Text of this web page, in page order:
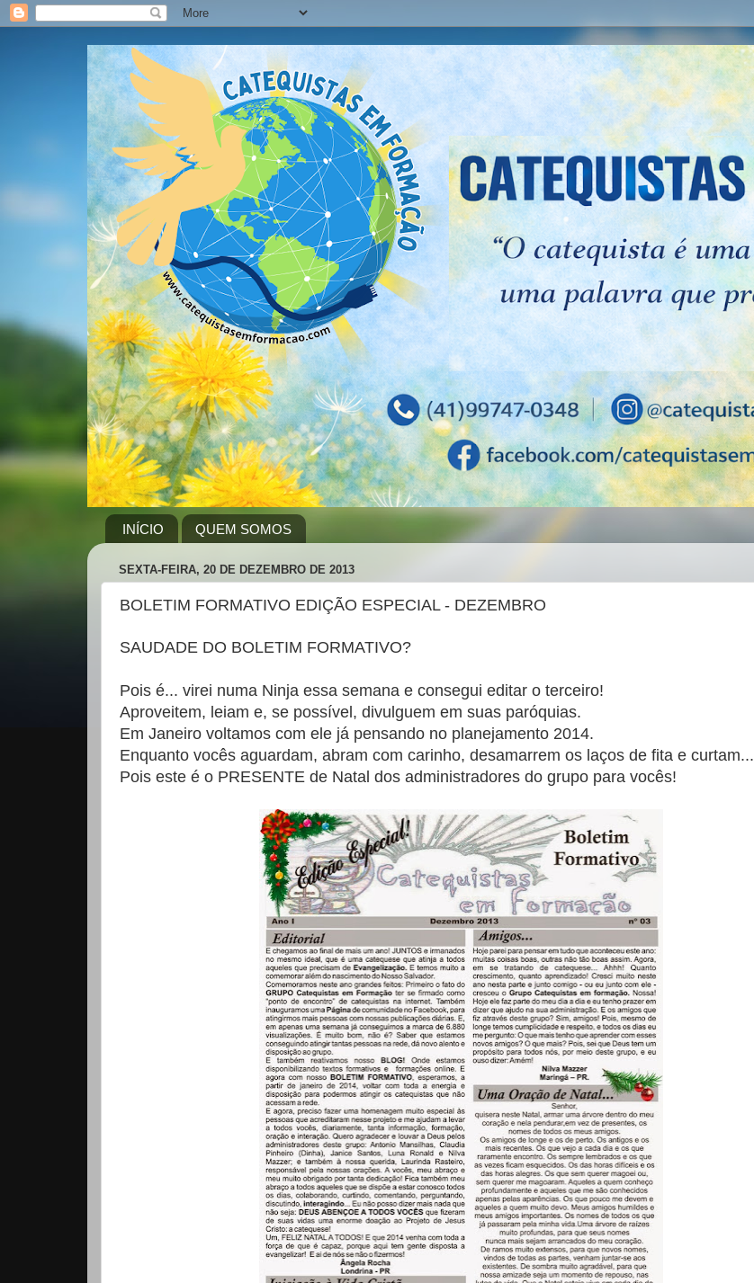
INÍCIO QUEM SOMOS
SEXTA-FEIRA, 20 DE DEZEMBRO DE 2013
BOLETIM FORMATIVO EDIÇÃO ESPECIAL - DEZEMBRO
SAUDADE DO BOLETIM FORMATIVO?
Pois é... virei numa Ninja essa semana e consegui editar o terceiro!
Aproveitem, leiam e, se possível, divulguem em suas paróquias.
Em Janeiro voltamos com ele já pensando no planejamento 2014.
Enquanto vocês aguardam, abram com carinho, desamarrem os laços de fita e curtam...
Pois este é o PRESENTE de Natal dos administradores do grupo para vocês!